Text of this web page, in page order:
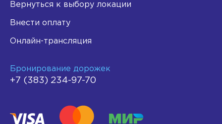
Вернуться к выбору локации
Внести оплату
Онлайн-трансляция
Бронирование дорожек
+7 (383) 234-97-70